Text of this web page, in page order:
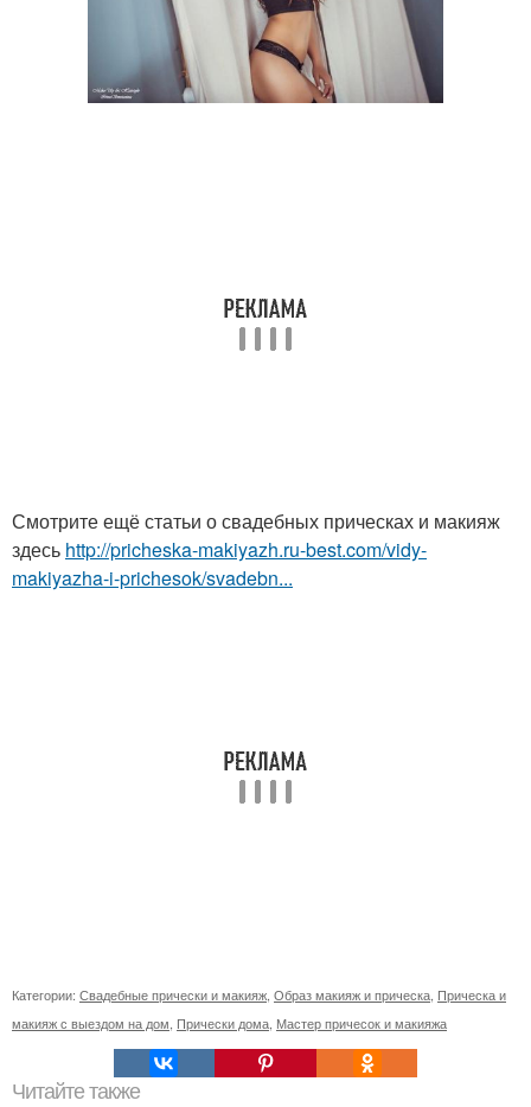
Смотрите ещё статьи о свадебных прическах и макияж
здесь http://pricheska-makiyazh.ru-best.com/vidy-
makiyazha-i-prichesok/svadebn...
Категории: Свадебные прически и макияж Образ макияж и прическа Прическа и
макияж с выездом на дом Прически дома Мастер причесок и макияжа
Читайте также